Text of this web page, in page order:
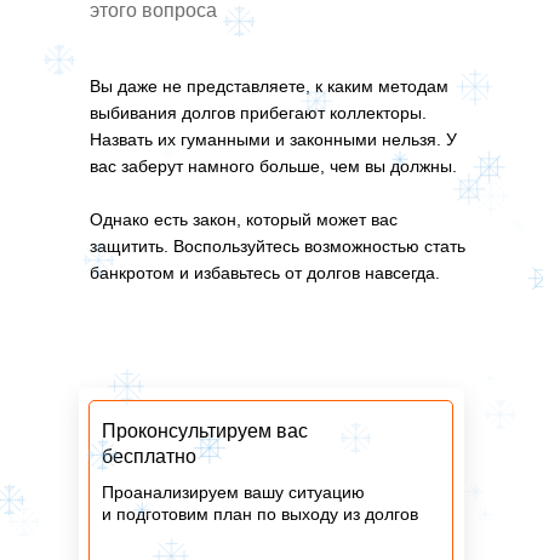
этого вопроса
Вы даже не представляете, к каким методам
выбивания долгов прибегают коллекторы.
Назвать их гуманными и законными нельзя. У
вас заберут намного больше, чем вы должны.
Однако есть закон, который может вас
защитить. Воспользуйтесь возможностью стать
банкротом и избавьтесь от долгов навсегда.
Проконсультируем вас
бесплатно
Проанализируем вашу ситуацию
и подготовим план по выходу из долгов